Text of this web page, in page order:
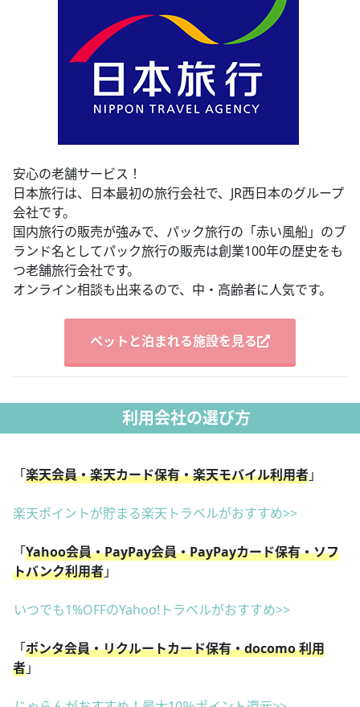
安心の老舗サービス！
日本旅行は、日本最初の旅行会社で、JR西日本のグループ
会社です。
国内旅行の販売が強みで、パック旅行の「赤い風船」のブ
ランド名としてパック旅行の販売は創業100年の歴史をも
つ老舗旅行会社です。
オンライン相談も出来るので、中・高齢者に人気です。
ペットと泊まれる施設を見る
利用会社の選び方
「楽天会員・楽天カード保有・楽天モバイル利用者」
楽天ポイントが貯まる楽天トラベルがおすすめ>>
「Yahoo会員・PayPay会員・PayPayカード保有・ソフ
トバンク利用者」
いつでも1%OFFのYahoo!トラベルがおすすめ>>
「ポンタ会員・リクルートカード保有・docomo 利用
者」